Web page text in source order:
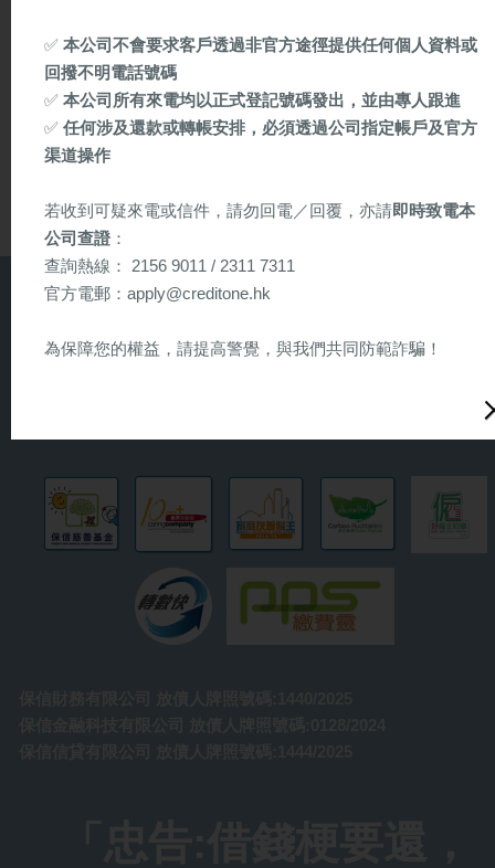
如有爭議，保信信貸保留修改及決定一切內容，細則及條款及隨
終止貸款優惠之權利。
本公司保留貸款之最終批核權。
✅ 本公司不會要求客戶透過非官方途徑提供任何個人資料或
回撥不明電話號碼
✅ 本公司所有來電均以正式登記號碼發出，並由專人跟進
✅ 任何涉及還款或轉帳安排，必須透過公司指定帳戶及官方
渠道操作
若收到可疑來電或信件，請勿回電／回覆，亦請即時致電本
公司查證 ：
查詢熱線： 2156 9011 / 2311 7311
官方電郵：apply@creditone.hk
為保障您的權益，請提高警覺，與我們共同防範詐騙！